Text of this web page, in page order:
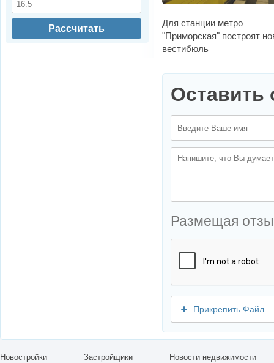
Для станции метро
"Приморская" построят
вестибюль
Оставить
Размещая
Прикрепить Файл
Рассчитать
Новостройки Застройщики Новости недвижимости